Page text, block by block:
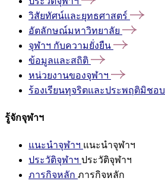
วิสัยทัศน์และยุทธศาสตร์
อัตลักษณ์มหาวิทยาลัย
จุฬาฯ กับความยั่งยืน
ข้อมูลและสถิติ
หน่วยงานของจุฬาฯ
ร้องเรียนทุจริตและประพฤติมิชอบ
รู้จักจุฬาฯ
แนะนำจุฬาฯ แนะนำจุฬาฯ
ประวัติจุฬาฯ ประวัติจุฬาฯ
ภารกิจหลัก ภารกิจหลัก